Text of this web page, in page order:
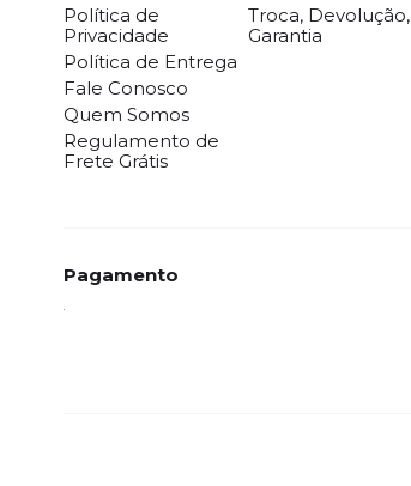
Política de
Privacidade
Política de Entrega
Fale Conosco
Quem Somos
Regulamento de
Frete Grátis
Troca, Devolução,
Garantia
Pagamento